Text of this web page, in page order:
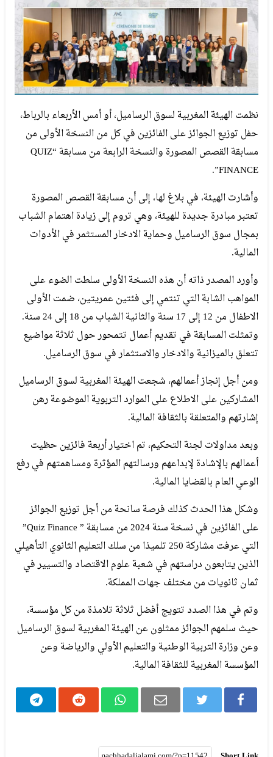
نظمت الهيئة المغربية لسوق الرساميل، أو أمس الأربعاء بالرباط،
حفل توزيع الجوائز على الفائزين في كل من النسخة الأولى من
مسابقة القصص المصورة والنسخة الرابعة من مسابقة “QUIZ
FINANCE”.
وأشارت الهيئة، في بلاغ لها، إلى أن مسابقة القصص المصورة
تعتبر مبادرة جديدة للهيئة، وهي تروم إلى زيادة اهتمام الشباب
بمجال سوق الرساميل وحماية الادخار المستثمر في الأدوات
المالية.
وأورد المصدر ذاته أن هذه النسخة الأولى سلطت الضوء على
المواهب الشابة التي تنتمي إلى فئتين عمريتين، ضمت الأولى
الاطفال من 12 إلى 17 سنة والثانية الشباب من 18 إلى 24 سنة.
وتمثلت المسابقة في تقديم أعمال تتمحور حول ثلاثة مواضيع
تتعلق بالميزانية والادخار والاستثمار في سوق الرساميل.
ومن أجل إنجاز أعمالهم، شجعت الهيئة المغربية لسوق الرساميل
المشاركين على الاطلاع على الموارد التربوية الموضوعة رهن
إشارتهم والمتعلقة بالثقافة المالية.
وبعد مداولات لجنة التحكيم، تم اختيار أربعة فائزين حظيت
أعمالهم بالإشادة لإبداعهم ورسالتهم المؤثرة ومساهمتهم في رفع
الوعي العام بالقضايا المالية.
وشكل هذا الحدث كذلك فرصة سانحة من أجل توزيع الجوائز
على الفائزين في نسخة سنة 2024 من مسابقة ” Quiz Finance”
التي عرفت مشاركة 250 تلميذا من سلك التعليم الثانوي التأهيلي
الذين يتابعون دراستهم في شعبة علوم الاقتصاد والتسيير في
ثمان ثانويات من مختلف جهات المملكة.
وتم في هذا الصدد تتويج أفضل ثلاثة تلامذة من كل مؤسسة،
حيث سلمهم الجوائز ممثلون عن الهيئة المغربية لسوق الرساميل
وعن وزارة التربية الوطنية والتعليم الأولي والرياضة وعن
المؤسسة المغربية للثقافة المالية.